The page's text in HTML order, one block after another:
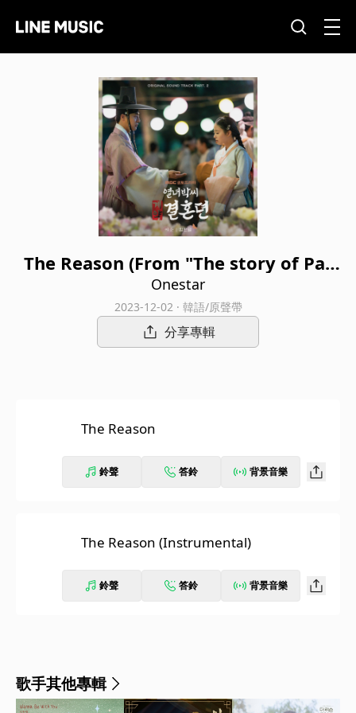
The Reason (From "The story of Par
k’s marriage contract" Original Telev
ision Sountrack, Pt. 2)
Onestar
2023-12-02 · 韓語/原聲帶
分享專輯
The Reason
鈴聲 答鈴 背景音樂
The Reason (Instrumental)
鈴聲 答鈴 背景音樂
歌手其他專輯